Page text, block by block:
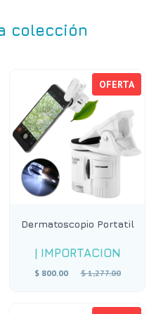
colección
OFERTA
Dermatoscopio Portatil
| IMPORTACION
$ 800.00
Precio
$ 1,277.00